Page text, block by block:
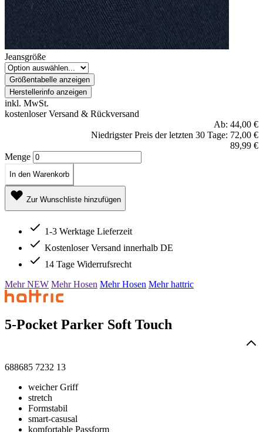
Jeansgröße
Größentabelle anzeigen
Herstellerinfo anzeigen
inkl. MwSt.
kostenloser Versand & Rückversand
Ab: 44,00 €
Niedrigster Preis der letzten 30 Tage: 72,00 €
89,99 €
Menge
In den Warenkorb
Zur Wunschliste hinzufügen
1-3 Werktage Lieferzeit
Kostenloser Versand innerhalb DE
14 Tage Widerrufsrecht
Mehr NEW Mehr Hosen Mehr Hosen Mehr hattric
5-Pocket Parker Soft Touch
688685 7232 13
weicher Griff
stretch
Formstabil
smart-casusal
komfortable Passform